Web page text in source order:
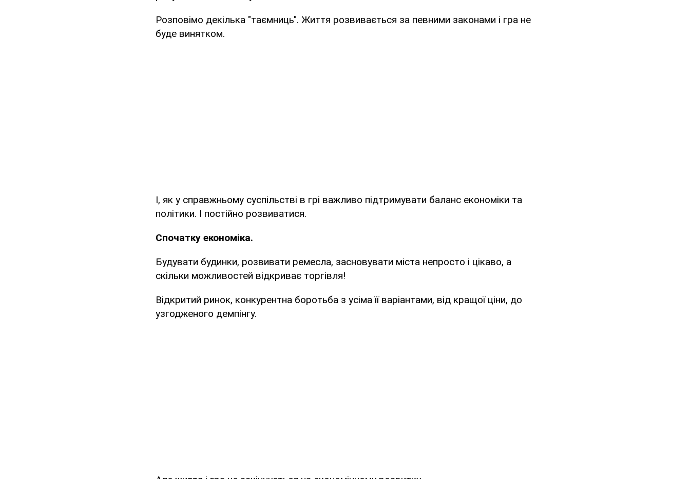
Розповімо декілька "таємниць". Життя розвивається за певними законами і гра не
буде винятком.
І, як у справжньому суспільстві в грі важливо підтримувати баланс економіки та
політики. І постійно розвиватися.
Спочатку економіка.
Будувати будинки, розвивати ремесла, засновувати міста непросто і цікаво, а
скільки можливостей відкриває торгівля!
Відкритий ринок, конкурентна боротьба з усіма її варіантами, від кращої ціни, до
узгодженого демпінгу.